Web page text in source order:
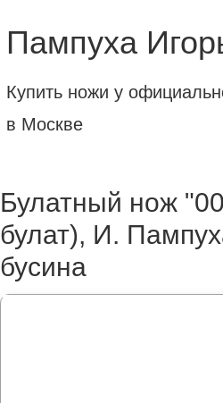
Пампуха
Купить ножи у
в Москве
Булатный нож
булат), И.
бусина